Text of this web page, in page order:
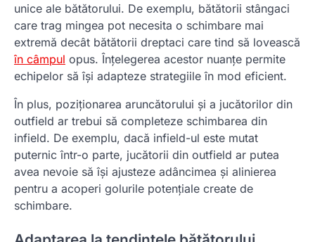
unice ale bătătorului. De exemplu, bătătorii stângaci
care trag mingea pot necesita o schimbare mai
extremă decât bătătorii dreptaci care tind să lovească
în câmpul opus. Înțelegerea acestor nuanțe permite
echipelor să își adapteze strategiile în mod eficient.
În plus, poziționarea aruncătorului și a jucătorilor din
outfield ar trebui să completeze schimbarea din
infield. De exemplu, dacă infield-ul este mutat
puternic într-o parte, jucătorii din outfield ar putea
avea nevoie să își ajusteze adâncimea și alinierea
pentru a acoperi golurile potențiale create de
schimbare.